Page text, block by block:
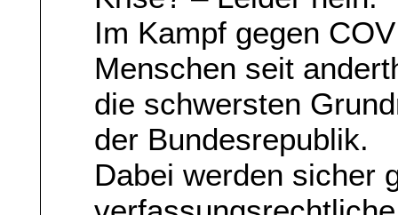
Im Kampf gegen
Menschen seit
die schwersten
der Bundesrepublik.
Dabei werden sicher